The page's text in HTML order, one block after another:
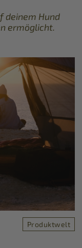
deinem Hund
ermöglicht.
Produktwelt